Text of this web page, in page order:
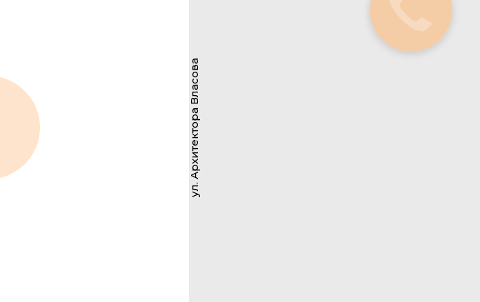
ул. Архитектора Власова
Закажите
звонок